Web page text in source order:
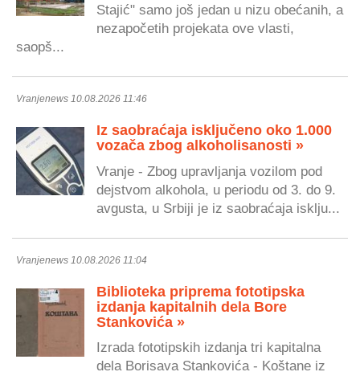
Stajić" samo još jedan u nizu obećanih, a
nezapočetih projekata ove vlasti,
saopš...
Vranjenews 10.08.2026 11:46
Iz saobraćaja isključeno oko 1.000
vozača zbog alkoholisanosti »
Vranje - Zbog upravljanja vozilom pod
dejstvom alkohola, u periodu od 3. do 9.
avgusta, u Srbiji je iz saobraćaja isklju...
Vranjenews 10.08.2026 11:04
Biblioteka priprema fototipska
izdanja kapitalnih dela Bore
Stankovića »
Izrada fototipskih izdanja tri kapitalna
dela Borisava Stankovića - Koštane iz